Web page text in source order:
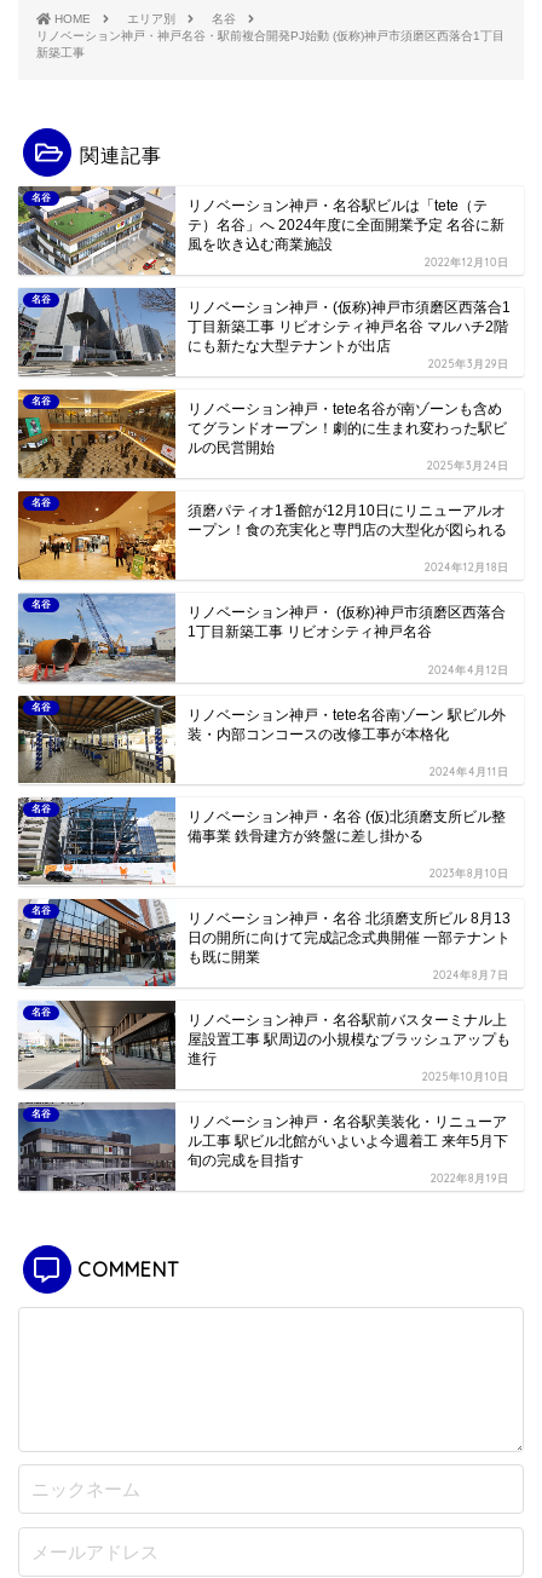
HOME エリア別
名谷
リノベーション神戸・神戸名谷・駅前複合開発PJ始動 (仮称)神戸市須磨区西落合1丁目
新築工事
関連記事
名谷
リノベーション神戸・名谷駅ビルは「tete（テ
テ）名谷」へ 2024年度に全面開業予定 名谷に新
風を吹き込む商業施設
2022年12月10日
名谷
リノベーション神戸・(仮称)神戸市須磨区西落合1
丁目新築工事 リビオシティ神戸名谷 マルハチ2階
にも新たな大型テナントが出店
2025年3月29日
名谷
リノベーション神戸・tete名谷が南ゾーンも含め
てグランドオープン！劇的に生まれ変わった駅ビ
ルの民営開始
2025年3月24日
名谷
須磨パティオ1番館が12月10日にリニューアルオ
ープン！食の充実化と専門店の大型化が図られる
2024年12月18日
名谷
リノベーション神戸・ (仮称)神戸市須磨区西落合
1丁目新築工事 リビオシティ神戸名谷
2024年4月12日
名谷
リノベーション神戸・tete名谷南ゾーン 駅ビル外
装・内部コンコースの改修工事が本格化
2024年4月11日
名谷
リノベーション神戸・名谷 (仮)北須磨支所ビル整
備事業 鉄骨建方が終盤に差し掛かる
2023年8月10日
名谷
リノベーション神戸・名谷 北須磨支所ビル 8月13
日の開所に向けて完成記念式典開催 一部テナント
も既に開業
2024年8月7日
名谷
リノベーション神戸・名谷駅前バスターミナル上
屋設置工事 駅周辺の小規模なブラッシュアップも
進行
2025年10月10日
名谷
リノベーション神戸・名谷駅美装化・リニューア
ル工事 駅ビル北館がいよいよ今週着工 来年5月下
旬の完成を目指す
2022年8月19日
COMMENT